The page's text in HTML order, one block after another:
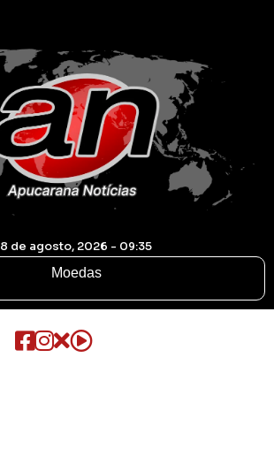
8 de agosto, 2026 - 09:35
Moedas